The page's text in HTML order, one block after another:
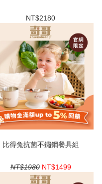
NT$2180
比得兔抗菌不鏽鋼餐具組
NT$1980 NT$1499